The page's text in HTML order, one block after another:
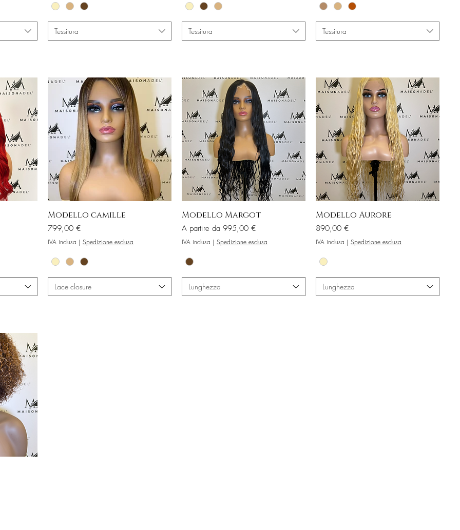
Tessitura Tessitura Tessitura
Modello camille
Prezzo
799,00 €
IVA inclusa | Spedizione esclusa
Lace closure
Modello Margot
A partire da 995,00 €
Prezzo scontato
IVA inclusa | Spedizione esclusa
Lunghezza
Modello Aurore
Prezzo
890,00 €
IVA inclusa | Spedizione esclusa
Lunghezza